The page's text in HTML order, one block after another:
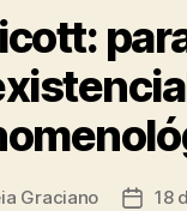
Graciano
Data
18